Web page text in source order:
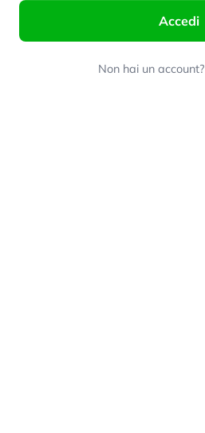
Accedi
Non hai un account?